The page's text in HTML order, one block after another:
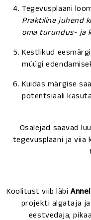
Tegevusplaani
Praktiline juhend
oma turundus- ja
Kestlikud
müügi
Kuidas märgise
potentsiaali
Osalejad saavad
tegevusplaani ja viia
Koolitust viib läbi
projekti algataja
eestvedaja,